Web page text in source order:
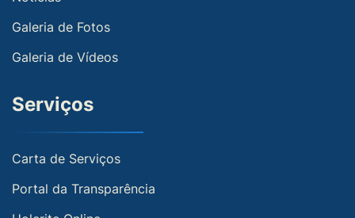
Galeria de Fotos
Galeria de Vídeos
Serviços
Carta de Serviços
Portal da Transparência